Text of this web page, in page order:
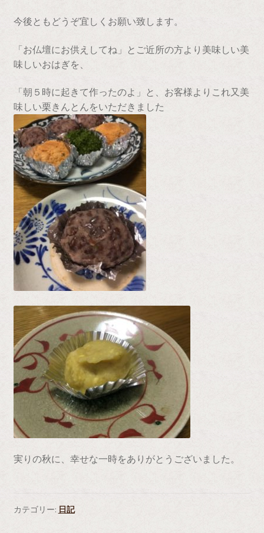
今後ともどうぞ宜しくお願い致します。
「お仏壇にお供えしてね」とご近所の方より美味しい美
味しいおはぎを、
「朝５時に起きて作ったのよ」と、お客様よりこれ又美
味しい栗きんとんをいただきました
実りの秋に、幸せな一時をありがとうございました。
カテゴリー: 日記